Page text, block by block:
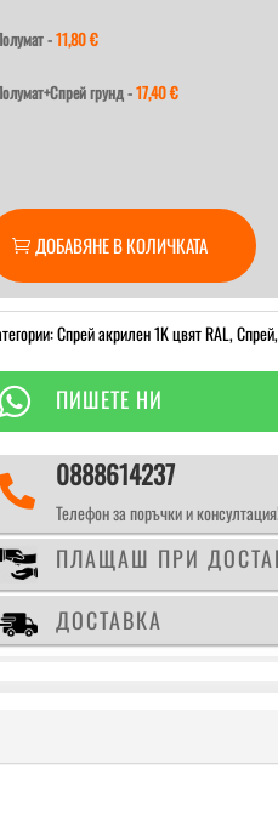
-11,80€
грунд-17,40€
ДОБАВЯНЕ В КОЛИЧКАТА
Спрей акрилен 1K цвят RAL,Спрей
 ПИШЕТЕ НИ
 0888614237
Телефон за поръчки и консултация!
ПЛАЩАШ ПРИ
ДОСТАВКА